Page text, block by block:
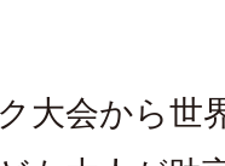
大会から世